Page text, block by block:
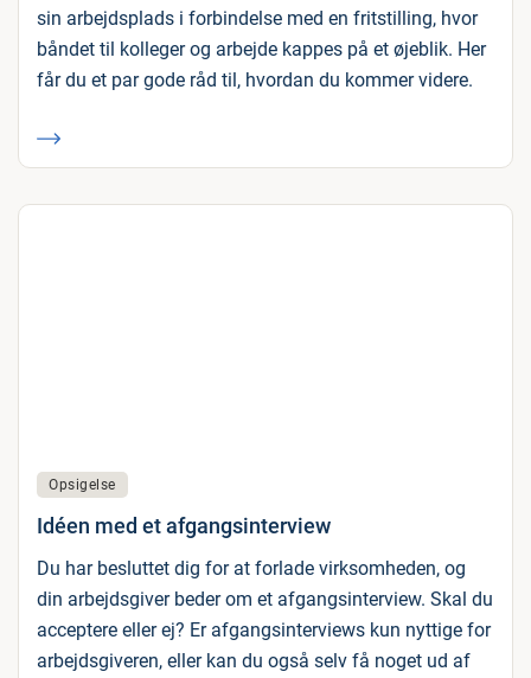
sin arbejdsplads i forbindelse med en fritstilling, hvor
båndet til kolleger og arbejde kappes på et øjeblik. Her
får du et par gode råd til, hvordan du kommer videre.
Opsigelse
Idéen med et afgangsinterview
Du har besluttet dig for at forlade virksomheden, og
din arbejdsgiver beder om et afgangsinterview. Skal du
acceptere eller ej? Er afgangsinterviews kun nyttige for
arbejdsgiveren, eller kan du også selv få noget ud af